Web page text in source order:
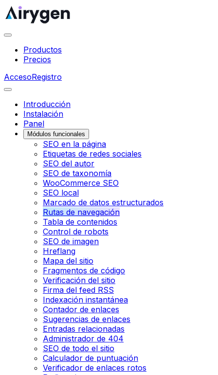
Productos
Precios
AccesoRegistro
Introducción
Instalación
Panel
Módulos funcionales
SEO en la página
Etiquetas de redes sociales
SEO del autor
SEO de taxonomía
WooCommerce SEO
SEO local
Marcado de datos estructurados
Rutas de navegación
Tabla de contenidos
Control de robots
SEO de imagen
Hreflang
Mapa del sitio
Fragmentos de código
Verificación del sitio
Firma del feed RSS
Indexación instantánea
Contador de enlaces
Sugerencias de enlaces
Entradas relacionadas
Administrador de 404
SEO de todo el sitio
Calculador de puntuación
Verificador de enlaces rotos